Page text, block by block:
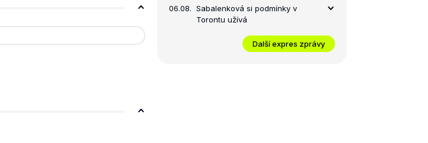
06.08. Sabalenková si podmínky v
Torontu užívá
Další expres zprávy